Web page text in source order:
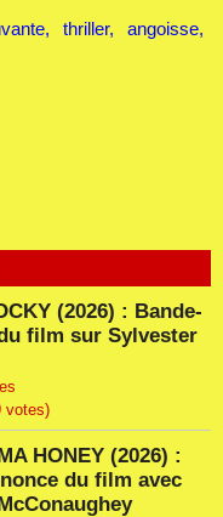
(2026) : Bande-
film sur Sylvester
votes)
HONEY (2026) :
du film avec
thriller, angoisse,